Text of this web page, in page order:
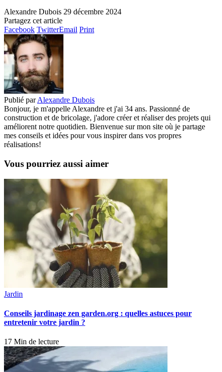
Alexandre Dubois 29 décembre 2024
Partagez cet article
Facebook TwitterEmail Print
Publié par Alexandre Dubois
Bonjour, je m'appelle Alexandre et j'ai 34 ans. Passionné de
construction et de bricolage, j'adore créer et réaliser des projets qui
améliorent notre quotidien. Bienvenue sur mon site où je partage
mes conseils et idées pour vous inspirer dans vos propres
réalisations!
Vous pourriez aussi aimer
Jardin
Conseils jardinage zen garden.org : quelles astuces pour
entretenir votre jardin ?
17 Min de lecture